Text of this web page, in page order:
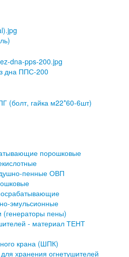
дна ППС-200
(болт, гайка м22*60-6шт)
порошковые
пенные ОВП
эмульсионные
(генераторы пены)
- материал ТЕНТ
крана (ШПК)
хранения огнетушителей